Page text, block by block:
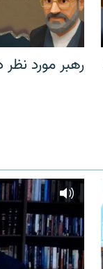
رهبر مورد